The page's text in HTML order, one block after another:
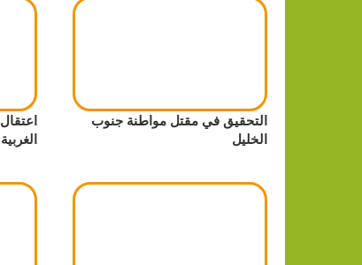
التحقيق في مقتل مواطنة جنوب
الخليل
الغربية